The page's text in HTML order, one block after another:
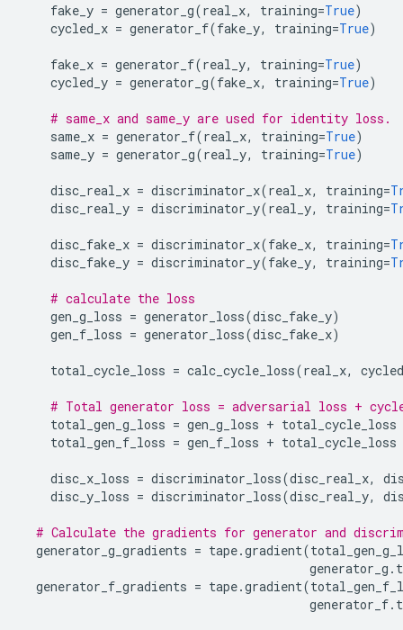
fake_y = generator_g(real_x, training=True)
cycled_x = generator_f(fake_y, training=True)
fake_x = generator_f(real_y, training=True)
cycled_y = generator_g(fake_x, training=True)
# same_x and same_y are used for identity loss.
same_x = generator_f(real_x, training=True)
same_y = generator_g(real_y, training=True)
disc_real_x = discriminator_x(real_x, training=
disc_real_y = discriminator_y(real_y, training=
disc_fake_x = discriminator_x(fake_x, training=
disc_fake_y = discriminator_y(fake_y, training=
# calculate the loss
gen_g_loss = generator_loss(disc_fake_y)
gen_f_loss = generator_loss(disc_fake_x)
total_cycle_loss = calc_cycle_loss(real_x,
# Total generator loss = adversarial loss +
total_gen_g_loss = gen_g_loss + total_cycle_loss
total_gen_f_loss = gen_f_loss + total_cycle_loss
disc_x_loss = discriminator_loss(disc_real_x,
disc_y_loss = discriminator_loss(disc_real_y,
# Calculate the gradients for generator and
generator_g_gradients = tape.gradient(
generator_g .
generator_f_gradients = tape.gradient(
generator_f.